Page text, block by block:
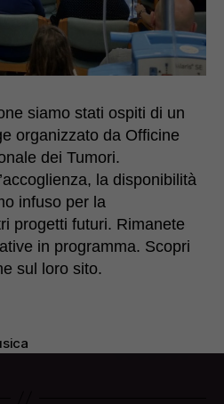
siamo stati ospiti di un
organizzato da Officine
dei Tumori.
la disponibilità
infuso per la
progetti futuri. Rimanete
in programma. Scopri
sul loro sito.